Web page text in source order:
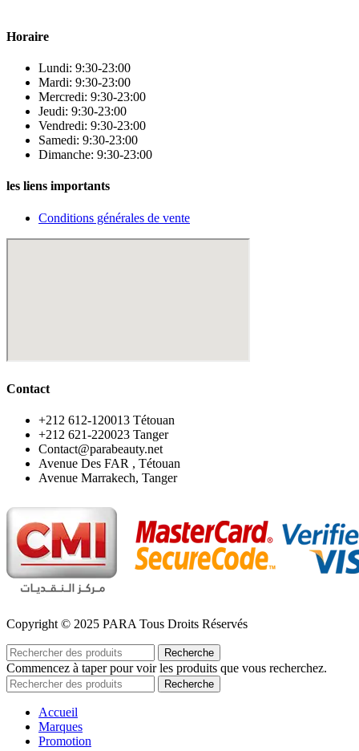
Horaire
Lundi: 9:30-23:00
Mardi: 9:30-23:00
Mercredi: 9:30-23:00
Jeudi: 9:30-23:00
Vendredi: 9:30-23:00
Samedi: 9:30-23:00
Dimanche: 9:30-23:00
les liens importants
Conditions générales de vente
Contact
‪+212 612-120013 Tétouan
‪+212 621-220023 Tanger
Contact@parabeauty.net
Avenue Des FAR , Tétouan
Avenue Marrakech, Tanger
Copyright © 2025 PARA Tous Droits Réservés
Recherche
Commencez à taper pour voir les produits que vous recherchez.
Recherche
Accueil
Marques
Promotion